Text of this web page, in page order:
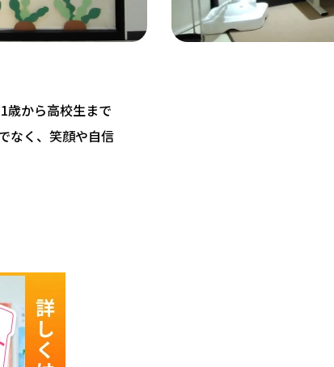
から高校生まで
なく、笑顔や自信